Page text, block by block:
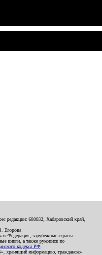
редакции: 680032, Хабаровский край,
Егорова
Федерация, зарубежные страны.
книги, а также рукописи по
кодекса РФ
хранящий информацию, гражданско-